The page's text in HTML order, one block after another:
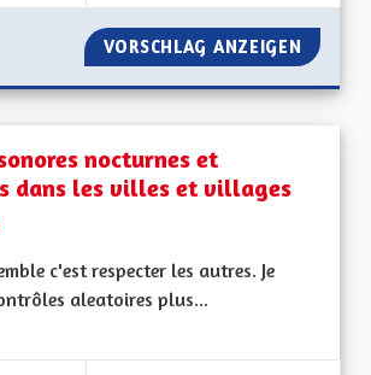
VORSCHLAG ANZEIGEN
nocturnes et
dans les villes et villages
c'est respecter les autres. Je
aleatoires plus...